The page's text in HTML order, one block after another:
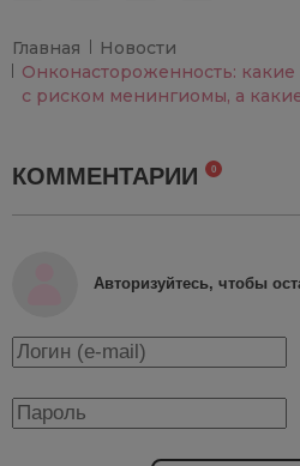
Главная
Новости
Онконастороженность:
с риском менингиомы, а
КОММЕНТАРИИ 0
Авторизуйтесь, чтобы